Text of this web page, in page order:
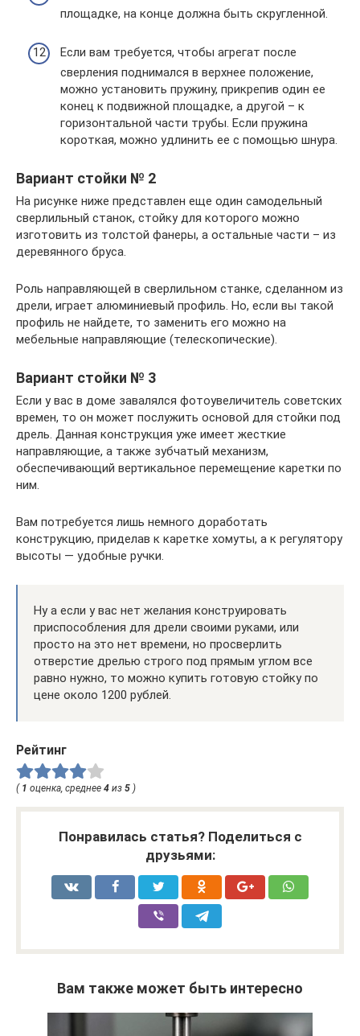
площадке, на конце должна быть скругленной.
Если вам требуется, чтобы агрегат после
сверления поднимался в верхнее положение,
можно установить пружину, прикрепив один ее
конец к подвижной площадке, а другой – к
горизонтальной части трубы. Если пружина
короткая, можно удлинить ее с помощью шнура.
Вариант стойки № 2
На рисунке ниже представлен еще один самодельный
сверлильный станок, стойку для которого можно
изготовить из толстой фанеры, а остальные части – из
деревянного бруса.
Роль направляющей в сверлильном станке, сделанном из
дрели, играет алюминиевый профиль. Но, если вы такой
профиль не найдете, то заменить его можно на
мебельные направляющие (телескопические).
Вариант стойки № 3
Если у вас в доме завалялся фотоувеличитель советских
времен, то он может послужить основой для стойки под
дрель. Данная конструкция уже имеет жесткие
направляющие, а также зубчатый механизм,
обеспечивающий вертикальное перемещение каретки по
ним.
Вам потребуется лишь немного доработать
конструкцию, приделав к каретке хомуты, а к регулятору
высоты — удобные ручки.
Ну а если у вас нет желания конструировать
приспособления для дрели своими руками, или
просто на это нет времени, но просверлить
отверстие дрелью строго под прямым углом все
равно нужно, то можно купить готовую стойку по
цене около 1200 рублей.
Рейтинг
( 1 оценка, среднее 4 из 5 )
Понравилась статья? Поделиться с
друзьями:
Вам также может быть интересно